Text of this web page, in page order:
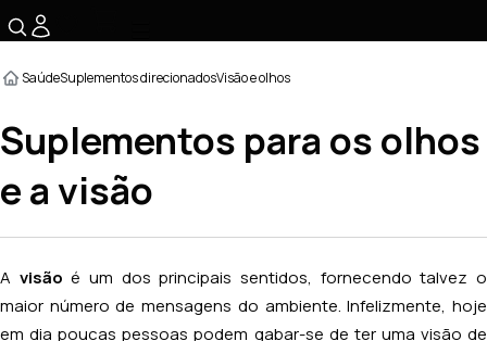
SaúdeSuplementos direcionadosVisão e olhos
Suplementos para os olhos
e a visão
A visão é um dos principais sentidos, fornecendo talvez o
maior número de mensagens do ambiente. Infelizmente, hoje
em dia poucas pessoas podem gabar-se de ter uma visão de